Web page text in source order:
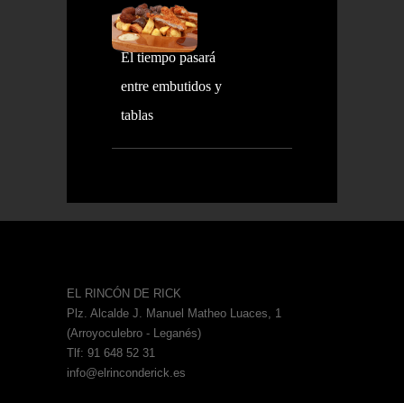
El tiempo pasará
entre embutidos y
tablas
EL RINCÓN DE RICK
Plz. Alcalde J. Manuel Matheo Luaces, 1
(Arroyoculebro - Leganés)
Tlf: 91 648 52 31
info@elrinconderick.es